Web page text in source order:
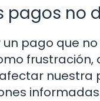
pagos no
pago que
frustración,
nuestra